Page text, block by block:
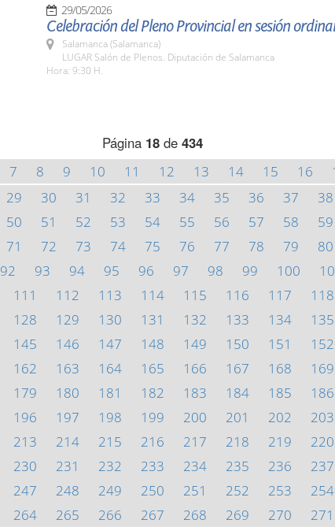
29/05/2026
Celebración del Pleno Provincial en sesión
Salamanca (Salamanca)
LUGAR Salón de Plenos. Diputación de Salamanca
Hora: 9:30 H.
Página 18 de 434
7 8 9 10 11 12 13 14 15 16
29 30 31 32 33 34 35 36 37 38
50 51 52 53 54 55 56 57 58 59
71 72 73 74 75 76 77 78 79 80
92 93 94 95 96 97 98 99 100
111 112 113 114 115 116 117 118
128 129 130 131 132 133 134 135
145 146 147 148 149 150 151 152
162 163 164 165 166 167 168 169
179 180 181 182 183 184 185 186
196 197 198 199 200 201 202 203
213 214 215 216 217 218 219 220
230 231 232 233 234 235 236 237
247 248 249 250 251 252 253 254
264 265 266 267 268 269 270 271